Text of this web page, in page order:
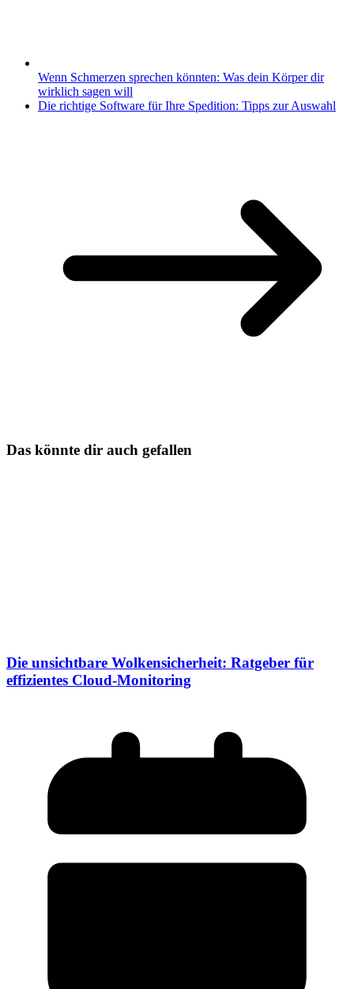
Wenn Schmerzen sprechen könnten: Was dein Körper dir
wirklich sagen will
Die richtige Software für Ihre Spedition: Tipps zur Auswahl
Das könnte dir auch gefallen
Die unsichtbare Wolkensicherheit: Ratgeber für
effizientes Cloud-Monitoring